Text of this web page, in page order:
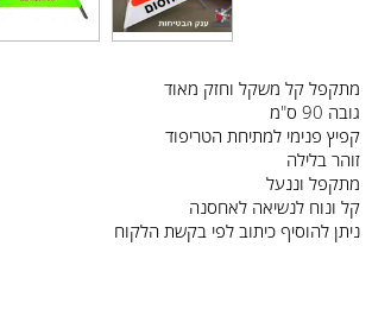
מתקפל קל משקל וחזק מאוד
גובה 90 ס"מ
קפיץ פנימי למתיחת הטריפוד
זוהר בלילה
מתקפל וננעל
קל ונוח לנשיאה לאחסנה
ניתן להוסיף כיתוב לפי בקשת הלקוח